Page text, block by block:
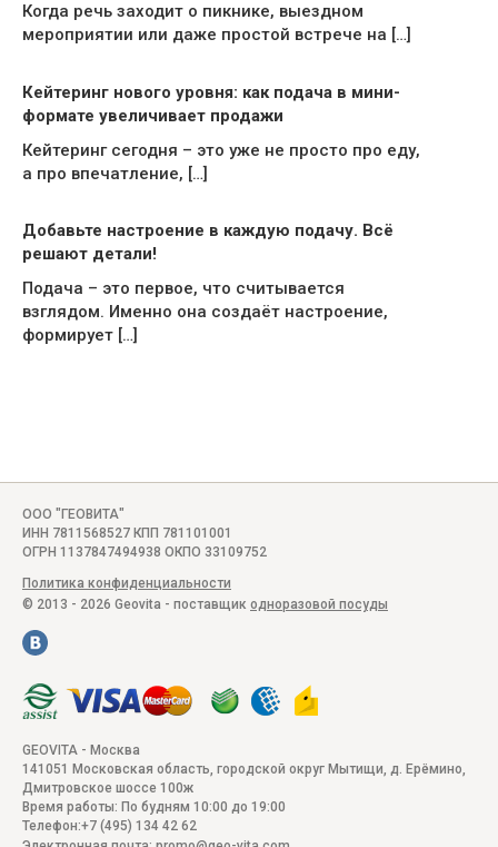
Когда речь заходит о пикнике, выездном
мероприятии или даже простой встрече на […]
Кейтеринг нового уровня: как подача в мини-
формате увеличивает продажи
Кейтеринг сегодня – это уже не просто про еду,
а про впечатление, […]
Добавьте настроение в каждую подачу. Всё
решают детали!
Подача – это первое, что считывается
взглядом. Именно она создаёт настроение,
формирует […]
ООО "ГЕОВИТА"
ИНН 7811568527 КПП 781101001
ОГРН 1137847494938 ОКПО 33109752
Политика конфиденциальности
© 2013 - 2026 Geovita - поставщик одноразовой посуды
GEOVITA - Москва
141051
Московская область, городской округ Мытищи, д. Ерёмино,
Дмитровское шоссе 100ж
Время работы: По будням 10:00 до 19:00
Телефон:+7 (495) 134 42 62